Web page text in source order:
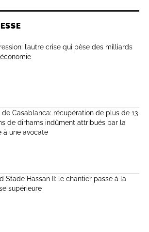
l’autre crise qui pèse des milliards
de Casablanca: récupération de plus de 13
de dirhams indûment attribués par la
à une avocate
Stade Hassan II: le chantier passe à la
supérieure